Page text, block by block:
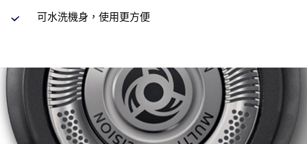
可水洗機身，使用更方便